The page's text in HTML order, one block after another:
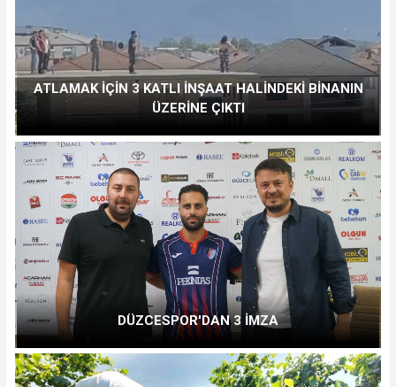
ATLAMAK İÇİN 3 KATLI İNŞAAT HALİNDEKİ BİNANIN
ÜZERİNE ÇIKTI
DÜZCESPOR'DAN 3 İMZA